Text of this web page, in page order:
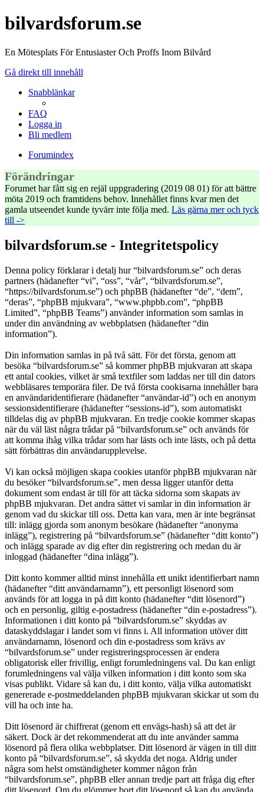
bilvardsforum.se
En Mötesplats För Entusiaster Och Proffs Inom Bilvård
Gå direkt till innehåll
Snabblänkar
FAQ
Logga in
Bli medlem
Forumindex
Förändringar
Forumet har fått sig en rejäl uppgradering (2019 08 01) för att bättre
möta 2019 och framtidens behov. Innehållet finns kvar men det
gamla utseendet kunde tyvärr inte följa med. Läs gärna mer och tyck
till ->
bilvardsforum.se - Integritetspolicy
Denna policy förklarar i detalj hur “bilvardsforum.se” och deras
partners (hädanefter “vi”, “oss”, “vår”, “bilvardsforum.se”,
“https://bilvardsforum.se”) och phpBB (hädanefter “de”, “dem”,
“deras”, “phpBB mjukvara”, “www.phpbb.com”, “phpBB
Limited”, “phpBB Teams”) använder information som samlas in
under din användning av webbplatsen (hädanefter “din
information”).
Din information samlas in på två sätt. För det första, genom att
besöka “bilvardsforum.se” så kommer phpBB mjukvaran att skapa
ett antal cookies, vilket är små textfiler som laddas ner till din dators
webbläsares temporära filer. De två första cookisarna innehåller bara
en användaridentifierare (hädanefter “användar-id”) och en anonym
sessionsidentifierare (hädanefter “sessions-id”), som automatiskt
tilldelas dig av phpBB mjukvaran. En tredje cookie kommer skapas
när du väl läst några trådar på “bilvardsforum.se” och används för
att komma ihåg vilka trådar som har lästs och inte lästs, och på detta
sätt förbättras din användarupplevelse.
Vi kan också möjligen skapa cookies utanför phpBB mjukvaran när
du besöker “bilvardsforum.se”, men dessa ligger utanför detta
dokument som endast är till för att täcka sidorna som skapats av
phpBB mjukvaran. Det andra sättet vi samlar in din information är
genom vad du skickar till oss. Detta kan vara, men är inte begränsat
till: inlägg gjorda som anonym besökare (hädanefter “anonyma
inlägg”), registrering på “bilvardsforum.se” (hädanefter “ditt konto”)
och inlägg sparade av dig efter din registrering och medan du är
inloggad (hädanefter “dina inlägg”).
Ditt konto kommer alltid minst innehålla ett unikt identifierbart namn
(hädanefter “ditt användarnamn”), ett personligt lösenord som
används för att logga in på ditt konto (hädanefter “ditt lösenord”)
och en personlig, giltig e-postadress (hädanefter “din e-postadress”).
Informationen i ditt konto på “bilvardsforum.se” skyddas av
dataskyddslagar i landet som vi finns i. All information utöver ditt
användarnamn, lösenord och din e-postadress som krävs av
“bilvardsforum.se” under registreringsprocessen är endera
obligatorisk eller frivillig, enligt forumledningens val. Du kan enligt
forumledningens val välja vilken information i ditt konto som ska
visas publikt. Vidare så kan du, i ditt konto, välja vilka automatiskt
genererade e-postmeddelanden phpBB mjukvaran skickar ut som du
vill ha och inte ha.
Ditt lösenord är chiffrerat (genom ett envägs-hash) så att det är
säkert. Dock är det rekommenderat att du inte använder samma
lösenord på flera olika webbplatser. Ditt lösenord är vägen in till ditt
konto på “bilvardsforum.se”, så skydda det noga. Aldrig under
några som helst omständigheter kommer någon från
“bilvardsforum.se”, phpBB eller annan tredje part att fråga dig efter
ditt lösenord. Om du glömmer bort ditt lösenord så kan du använda